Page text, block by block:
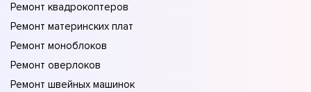
Ремонт квадрокоптеров
Ремонт материнских плат
Ремонт моноблоков
Ремонт оверлоков
Ремонт швейных машинок